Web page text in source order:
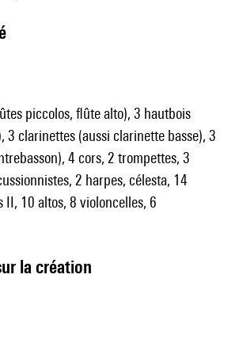
piccolos, flûte alto), 3 hautbois
3 clarinettes (aussi clarinette basse), 3
4 cors, 2 trompettes, 3
2 harpes, célesta, 14
II, 10 altos, 8 violoncelles, 6
la création